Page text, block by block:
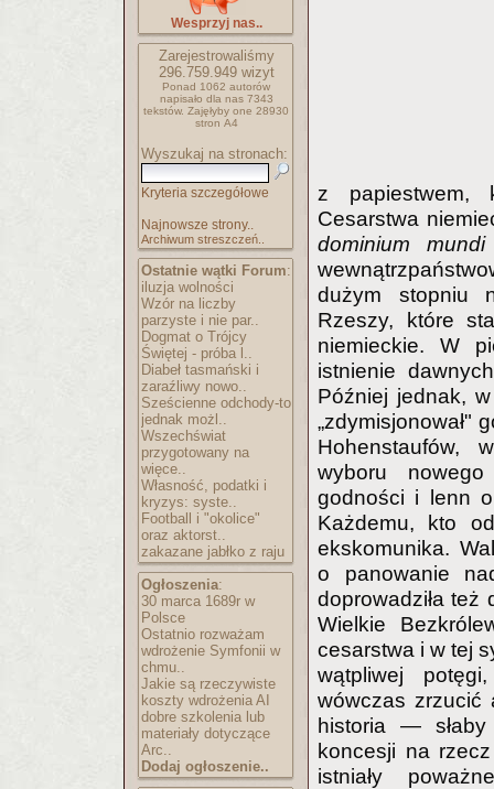
Wesprzyj nas..
Zarejestrowaliśmy
296.759.949wizyt
Ponad 1062 autorów
napisało dla nas 7343
tekstów. Zajęłyby one 28930
stron A4
Wyszukaj na stronach:
Kryteria szczegółowe
Najnowsze strony..
Archiwum streszczeń..
Ostatnie wątki Forum:
iluzja wolności
Wzór na liczby
parzyste i nie par..
Dogmat o Trójcy
Świętej - próba l..
Diabeł tasmański i
zaraźliwy nowo..
Sześcienne odchody-to
jednak możl..
Wszechświat
przygotowany na
więce..
Własność, podatki i
kryzys: syste..
Football i "okolice"
oraz aktorst..
zakazane jabłko z raju
Ogłoszenia:
30 marca 1689r w
Polsce
Ostatnio rozważam
wdrożenie Symfonii w
chmu..
Jakie są rzeczywiste
koszty wdrożenia AI
dobre szkolenia lub
materiały dotyczące
Arc..
Dodaj ogłoszenie..
z papiestwem,
Cesarstwa
dominium mundi
dużym stopniu
Rzeszy, które
niemieckie. W
istnienie
Później jednak,
„zdymisjonował"
Hohenstaufów,
wyboru
godności i lenn
Każdemu, kto
ekskomunika.
o panowanie
doprowadziła też
Wielkie
cesarstwa i w tej
wątpliwej
wówczas zrzucić
historia —
koncesji na
istniały